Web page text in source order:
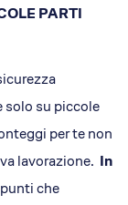
PARTI
su piccole
per te non
lavorazione. In
che